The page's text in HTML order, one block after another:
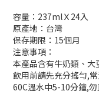
容量：237mlＸ24入
原產地：台灣
保存期限：15個月
注意事項：
本產品含有牛奶類、大
飲用前請先充分搖勻,
60C溫水中5-10分鐘,勿